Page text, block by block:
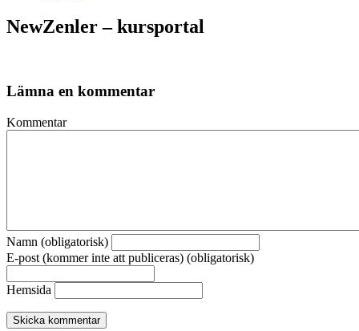
NewZenler – kursportal
Lämna en kommentar
Kommentar
Namn (obligatorisk)
E-post (kommer inte att publiceras) (obligatorisk)
Hemsida